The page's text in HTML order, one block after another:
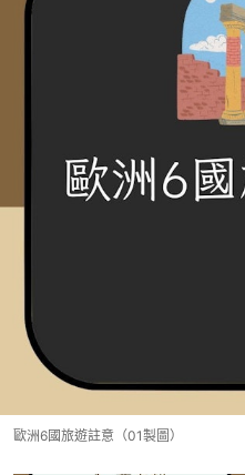
歐洲6國旅遊註意（01製圖）